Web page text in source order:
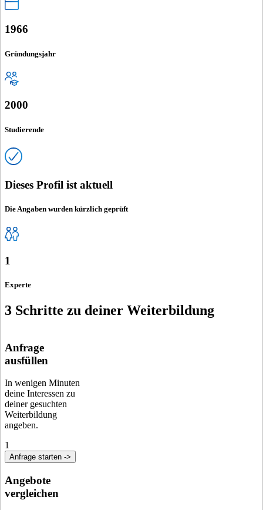
1966
Gründungsjahr
2000
Studierende
Dieses Profil ist aktuell
Die Angaben wurden kürzlich geprüft
1
Experte
3 Schritte zu deiner Weiterbildung
Anfrage
ausfüllen
In wenigen Minuten
deine Interessen zu
deiner gesuchten
Weiterbildung
angeben.
1
Anfrage starten ->
Angebote
vergleichen